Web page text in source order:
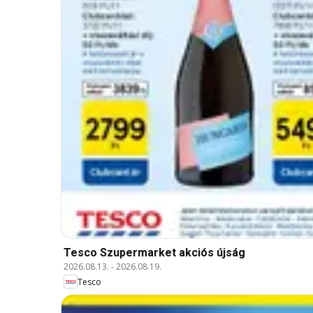
Tesco Szupermarket akciós újság
2026.08.13. -2026.08.19.
Tesco